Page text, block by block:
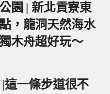
園 | 新北貢寮東
，龍洞天然海水
木舟超好玩～
這一條步道很不